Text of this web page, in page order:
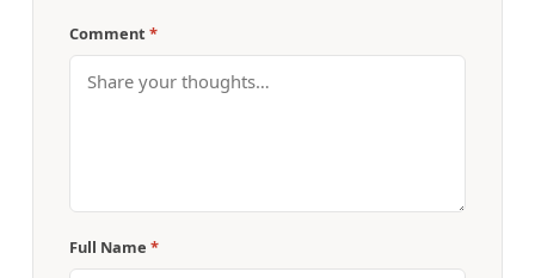
Comment *
Full Name *